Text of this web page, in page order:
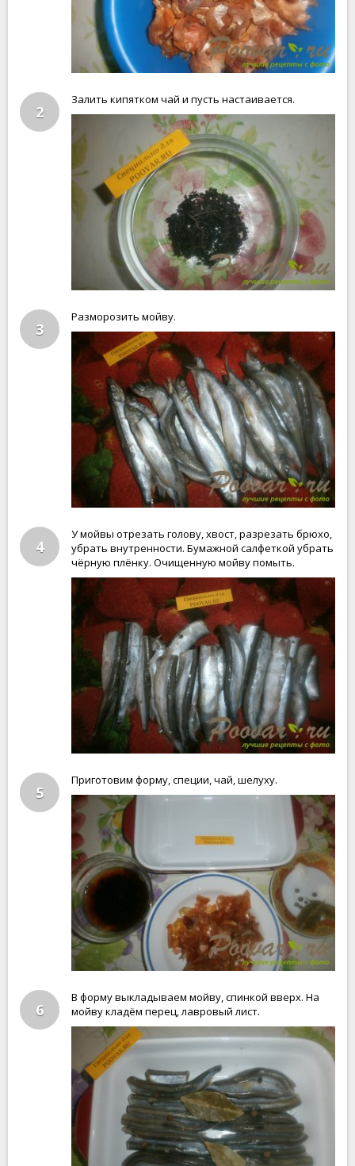
2
Залить кипятком чай и пусть настаивается.
3
Разморозить мойву.
4
У мойвы отрезать голову, хвост, разрезать брюхо,
убрать внутренности. Бумажной салфеткой убрать
чёрную плёнку. Очищенную мойву помыть.
5
Приготовим форму, специи, чай, шелуху.
6
В форму выкладываем мойву, спинкой вверх. На
мойву кладём перец, лавровый лист.